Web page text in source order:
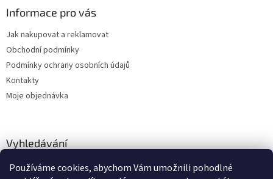
Používáme cookies, abychom Vám umožnili pohodlné
Informace pro vás
Jak nakupovat a reklamovat
Obchodní podmínky
Podmínky ochrany osobních údajů
Kontakty
Moje objednávka
Vyhledávání
HLEDAT